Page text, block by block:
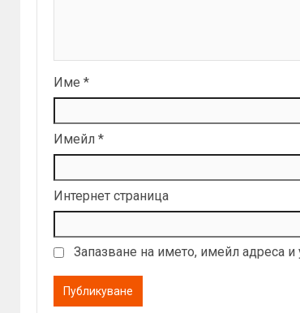
Име *
Имейл *
Интернет страница
Запазване на името, имейл адреса